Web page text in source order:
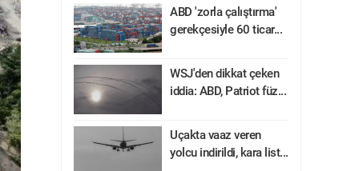
ABD 'zorla çalıştırma'
gerekçesiyle 60 ticar...
WSJ'den dikkat çeken
iddia: ABD, Patriot füz...
Uçakta vaaz veren
yolcu indirildi, kara list...